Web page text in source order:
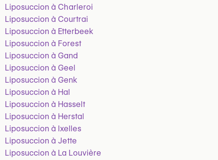
Liposuccion à Charleroi
Liposuccion à Courtrai
Liposuccion à Etterbeek
Liposuccion à Forest
Liposuccion à Gand
Liposuccion à Geel
Liposuccion à Genk
Liposuccion à Hal
Liposuccion à Hasselt
Liposuccion à Herstal
Liposuccion à Ixelles
Liposuccion à Jette
Liposuccion à La Louvière